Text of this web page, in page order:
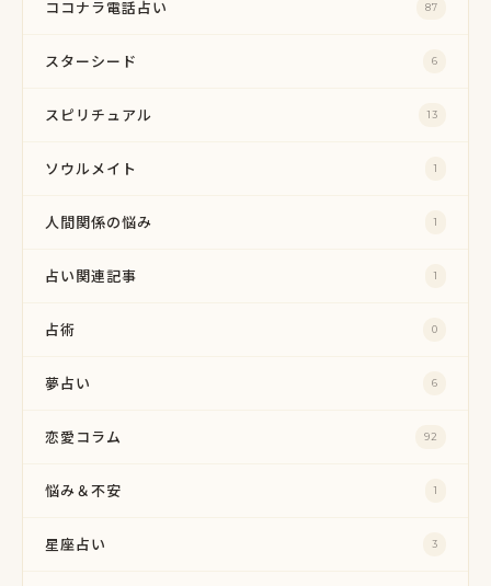
ココナラ電話占い 87
スターシード 6
スピリチュアル 13
ソウルメイト 1
人間関係の悩み 1
占い関連記事 1
占術 0
夢占い 6
恋愛コラム 92
悩み＆不安 1
星座占い 3